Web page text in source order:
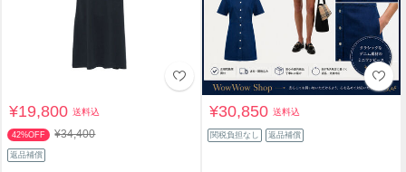
¥19,800送料込
42%OFF ¥34,400
返品補償
¥30,850送料込
関税負担なし 返品補償